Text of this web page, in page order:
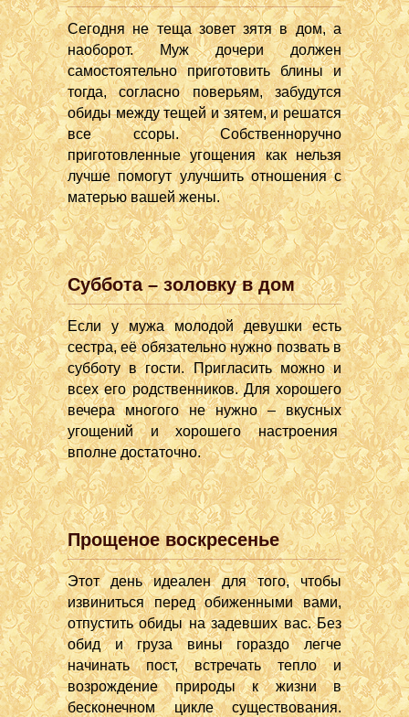
Сегодня не теща зовет зятя в дом, а
наоборот. Муж дочери должен
самостоятельно приготовить блины и
тогда, согласно поверьям, забудутся
обиды между тещей и зятем, и решатся
все ссоры. Собственноручно
приготовленные угощения как нельзя
лучше помогут улучшить отношения с
матерью вашей жены.
Суббота – золовку в дом
Если у мужа молодой девушки есть
сестра, её обязательно нужно позвать в
субботу в гости. Пригласить можно и
всех его родственников. Для хорошего
вечера многого не нужно – вкусных
угощений и хорошего настроения
вполне достаточно.
Прощеное воскресенье
Этот день идеален для того, чтобы
извиниться перед обиженными вами,
отпустить обиды на задевших вас. Без
обид и груза вины гораздо легче
начинать пост, встречать тепло и
возрождение природы к жизни в
бесконечном цикле существования.